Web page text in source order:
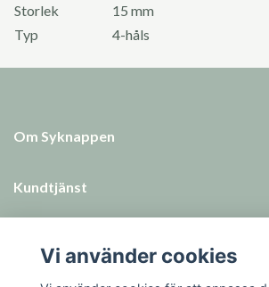
Storlek
15 mm
Typ
4-håls
Om Syknappen
Kundtjänst
Vi använder cookies